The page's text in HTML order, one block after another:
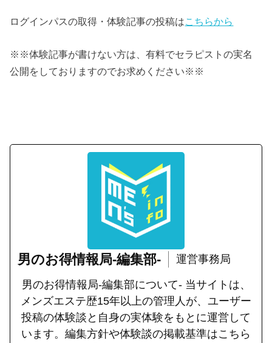
ログインパスの取得・体験記事の投稿はこちらから
※※体験記事が書けない方は、有料でセラピストの実名
公開をしておりますのでお求めください※※
男のお得情報局-編集部- 運営事務局
男のお得情報局-編集部について- 当サイトは、
メンズエステ歴15年以上の管理人が、ユーザー
投稿の体験談と自身の実体験をもとに運営して
います。編集方針や体験談の掲載基準はこちら